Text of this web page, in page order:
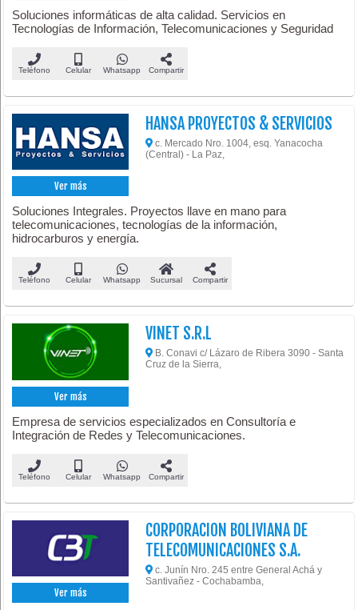
Soluciones informáticas de alta calidad. Servicios en
Tecnologías de Información, Telecomunicaciones y Seguridad
Teléfono Celular Whatsapp Compartir
Ver más
HANSA PROYECTOS & SERVICIOS
c. Mercado Nro. 1004, esq. Yanacocha
(Central) - La Paz,
Soluciones Integrales. Proyectos llave en mano para
telecomunicaciones, tecnologías de la información,
hidrocarburos y energía.
Teléfono Celular Whatsapp Sucursal Compartir
Ver más
VINET S.R.L
B. Conavi c/ Lázaro de Ribera 3090 - Santa
Cruz de la Sierra,
Empresa de servicios especializados en Consultoría e
Integración de Redes y Telecomunicaciones.
Teléfono Celular Whatsapp Compartir
Ver más
CORPORACION BOLIVIANA DE
TELECOMUNICACIONES S.A.
c. Junín Nro. 245 entre General Achá y
Santivañez - Cochabamba,